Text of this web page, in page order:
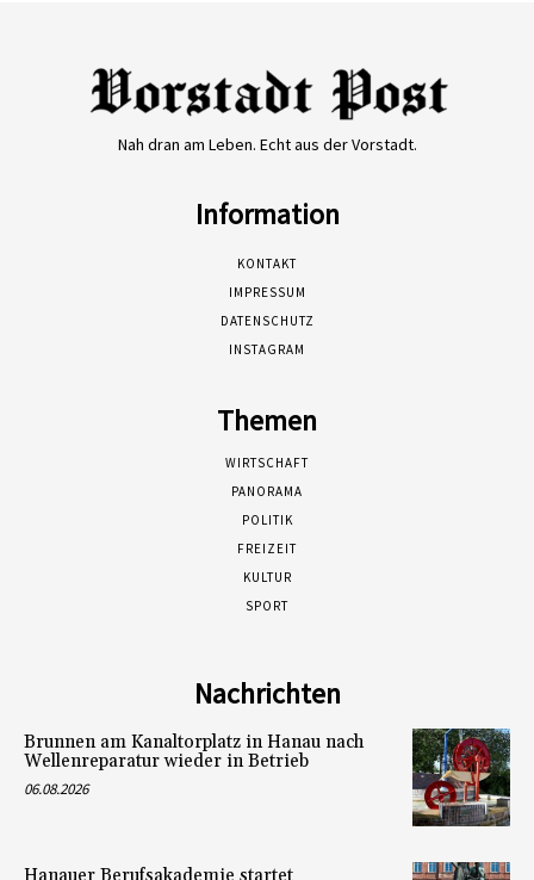
Nah dran am Leben. Echt aus der Vorstadt.
Information
KONTAKT
IMPRESSUM
DATENSCHUTZ
INSTAGRAM
Themen
WIRTSCHAFT
PANORAMA
POLITIK
FREIZEIT
KULTUR
SPORT
Nachrichten
Brunnen am Kanaltorplatz in Hanau nach
Wellenreparatur wieder in Betrieb
06.08.2026